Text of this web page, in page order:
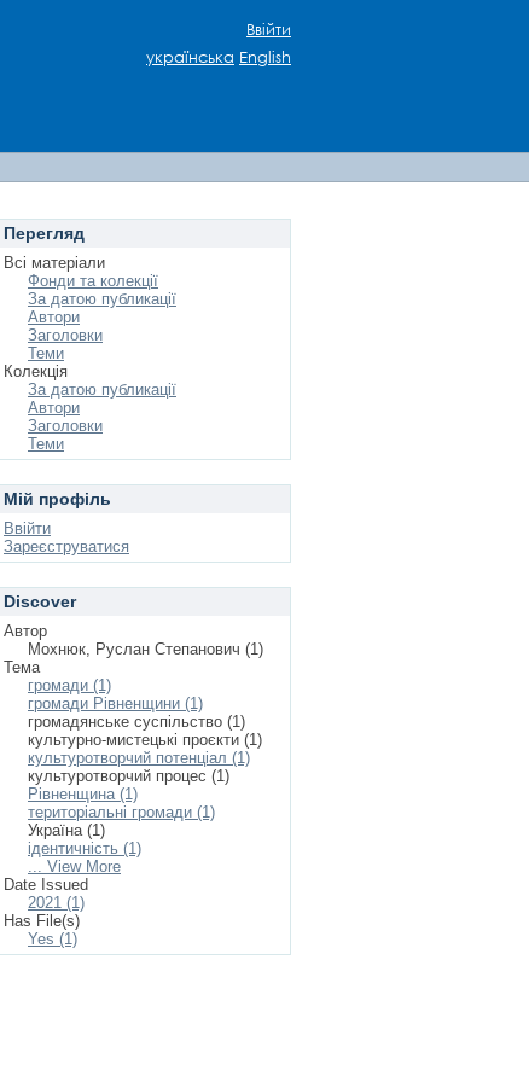
Ввійти
українська English
Перегляд
Всі матеріали
Фонди та колекції
За датою публикації
Автори
Заголовки
Теми
Колекція
За датою публикації
Автори
Заголовки
Теми
Мій профіль
Ввійти
Зареєструватися
Discover
Автор
Мохнюк, Руслан Степанович (1)
Тема
громади (1)
громади Рівненщини (1)
громадянське суспільство (1)
культурно-мистецькі проєкти (1)
культуротворчий потенціал (1)
культуротворчий процес (1)
Рівненщина (1)
територіальні громади (1)
Україна (1)
ідентичність (1)
... View More
Date Issued
2021 (1)
Has File(s)
Yes (1)